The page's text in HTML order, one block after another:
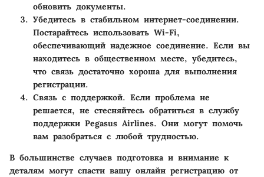
обновить документы.
Убедитесь в стабильном интернет-соединении.
Постарайтесь использовать Wi-Fi,
обеспечивающий надежное соединение. Если вы
находитесь в общественном месте, убедитесь,
что связь достаточно хороша для выполнения
регистрации.
Связь с поддержкой. Если проблема не
решается, не стесняйтесь обратиться в службу
поддержки Pegasus Airlines. Они могут помочь
вам разобраться с любой трудностью.
В большинстве случаев подготовка и внимание к
деталям могут спасти вашу онлайн регистрацию от